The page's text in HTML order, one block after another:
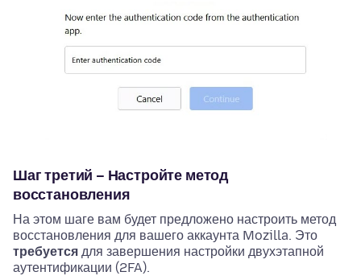
Шаг третий – Настройте метод
восстановления
На этом шаге вам будет предложено настроить метод
восстановления для вашего аккаунта Mozilla. Это
требуется для завершения настройки двухэтапной
аутентификации (2FA).